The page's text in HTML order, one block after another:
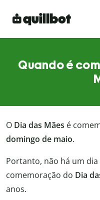
Quando é
O Dia das Mães é
domingo de maio.
Portanto, não há um
comemoração do Dia
anos.